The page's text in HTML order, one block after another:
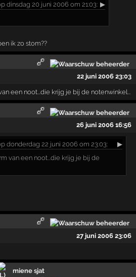
dinsdag 20 juni 2006 om 21:03: ▶
ik zo stom??
22 juni 2006 23:03
een noot...die krijg je bij de notenwinkel...
26 juni 2006 16:56
donderdag 22 juni 2006 om 23:03:
▶
van een noot...die krijg je bij de
27 juni 2006 23:06
miene sjat